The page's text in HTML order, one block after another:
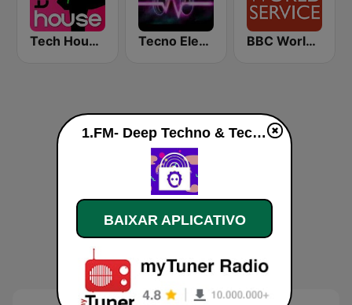
Tech House RadioSpinner Tecno Electro BBC World Service
1.FM- Deep Techno & Tech House ao vivo
BAIXAR APLICATIVO